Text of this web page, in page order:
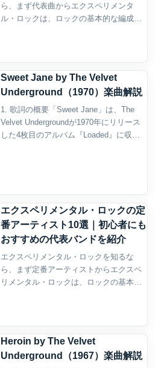
ら、まず代表曲からエクスペリメンタ
ル・ロックは、ロックの基本的な編成や
的なロックのようにギター、ベ...
Sweet Jane by The Velvet
Underground（1970）楽曲解説
1. 歌詞の概要「Sweet Jane」は、The
Velvet Undergroundが1970年にリリース
した4枚目のアルバム『Loaded』に収録
エクスペリメンタル・ロックの定
番アーティスト10選｜初心者にも
おすすめの代表バンドを紹介
エクスペリメンタル・ロックを知るな
ら、まず定番アーティストからエクスペ
リメンタル・ロックは、ロックの基本的
ー、ベース、ドラム、ボーカ...
Heroin by The Velvet
Underground（1967）楽曲解説